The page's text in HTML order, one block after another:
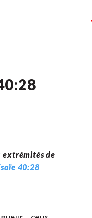
extrémités de
40:28